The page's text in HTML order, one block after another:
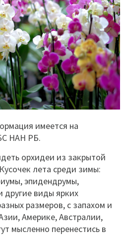
имеется на
НАН РБ.
орхидеи из закрытой
лета среди зимы:
эпидендрумы,
виды ярких
размеров, с запахом и
Америке, Австралии,
мысленно перенестись в